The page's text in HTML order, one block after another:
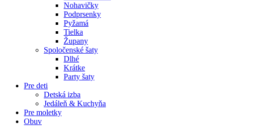
Nohavičky
Podprsenky
Pyžamá
Tielka
Župany
Spoločenské šaty
Dlhé
Krátke
Party šaty
Pre deti
Detská izba
Jedáleň & Kuchyňa
Pre moletky
Obuv